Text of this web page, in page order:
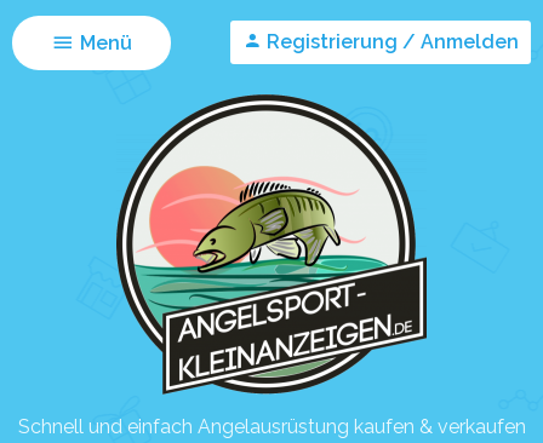
Menü Registrierung / Anmelden
Schnell und einfach Angelausrüstung kaufen & verkaufen